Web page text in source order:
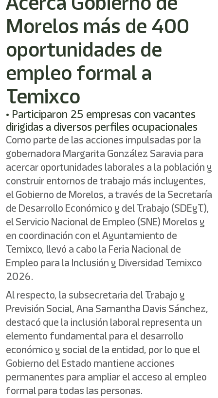
activates
the
screen
help
you
navigate
and
interact
the
content.
Morelos más de 400
oportunidades de
empleo formal a
Temixco
• Participaron 25 empresas con vacantes
dirigidas a diversos perfiles ocupacionales
Como parte de las acciones impulsadas por la
gobernadora Margarita González Saravia para
acercar oportunidades laborales a la población y
construir entornos de trabajo más incluyentes,
el Gobierno de Morelos, a través de la Secretaría
de Desarrollo Económico y del Trabajo (SDEyT),
el Servicio Nacional de Empleo (SNE) Morelos y
en coordinación con el Ayuntamiento de
Temixco, llevó a cabo la Feria Nacional de
Empleo para la Inclusión y Diversidad Temixco
2026.
Al respecto, la subsecretaria del Trabajo y
Previsión Social, Ana Samantha Davis Sánchez,
destacó que la inclusión laboral representa un
elemento fundamental para el desarrollo
económico y social de la entidad, por lo que el
Gobierno del Estado mantiene acciones
permanentes para ampliar el acceso al empleo
formal para todas las personas.